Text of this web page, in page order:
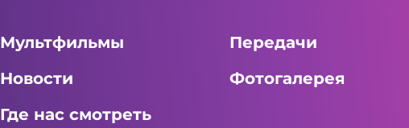
Мультфильмы Передачи
Новости
Фотогалерея
Где нас смотреть